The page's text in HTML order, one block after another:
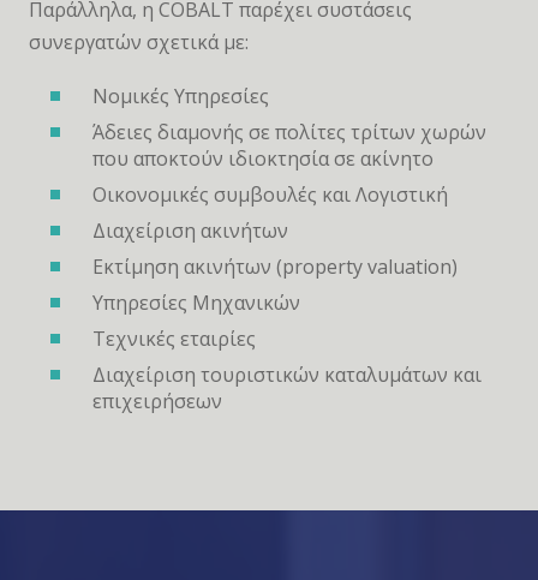
Παράλληλα, η COBALT παρέχει συστάσεις
συνεργατών σχετικά με:
Νομικές Υπηρεσίες
Άδειες διαμονής σε πολίτες τρίτων χωρών
που αποκτούν ιδιοκτησία σε ακίνητο
Οικονομικές συμβουλές και Λογιστική
Διαχείριση ακινήτων
Εκτίμηση ακινήτων (property valuation)
Υπηρεσίες Μηχανικών
Τεχνικές εταιρίες
Διαχείριση τουριστικών καταλυμάτων και
επιχειρήσεων